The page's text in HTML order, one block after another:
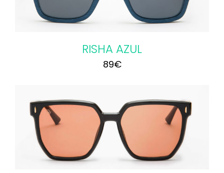
RISHA AZUL
89€